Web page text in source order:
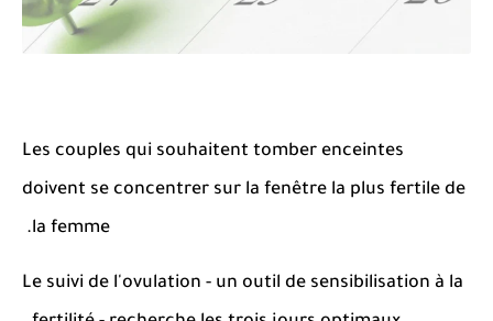
Les couples qui souhaitent tomber enceintes
doivent se concentrer sur la fenêtre la plus fertile de
la femme.
Le suivi de l'ovulation - un outil de sensibilisation à la